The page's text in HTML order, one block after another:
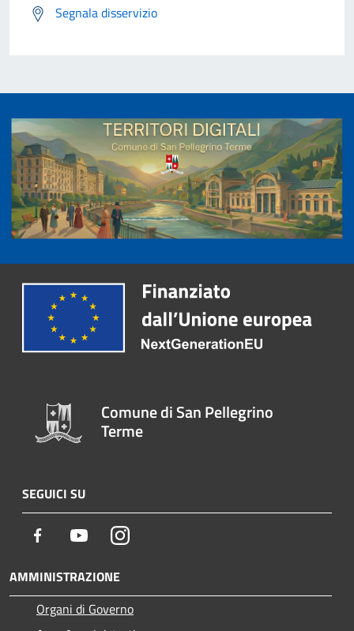
Segnala disservizio
Comune di San Pellegrino
Terme
SEGUICI SU
Facebook YoutubeInstagram
AMMINISTRAZIONE
Organi di Governo